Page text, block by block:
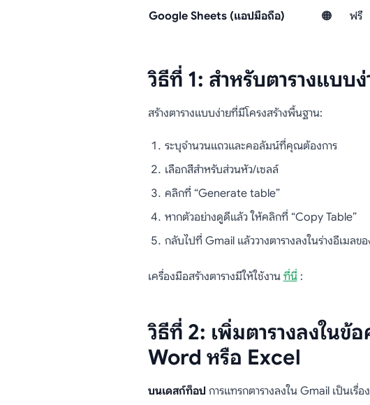
Google Sheets (แอปมือถือ)
🟠 ฟรี
วิธีที่ 1: สำหรับตารางแบบ
สร้างตารางแบบง่ายที่มีโครงสร้างพื้นฐาน:
ระบุจำนวนแถวและคอลัมน์ที่คุณต้องการ
เลือกสีสำหรับส่วนหัว/เซลล์
คลิกที่ “Generate table”
หากตัวอย่างดูดีแล้ว ให้คลิกที่ “Copy Table”
กลับไปที่ Gmail แล้ววางตารางลงในร่างอีเมลข
เครื่องมือสร้างตารางมีให้ใช้งาน ที่นี่:
วิธีที่ 2: เพิ่มตารางลงใน
Word หรือ Excel
บนเดสก์ท็อป การแทรกตารางลงใน Gmail เป็นเรื่อ